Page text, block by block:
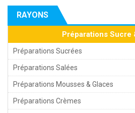
RAYONS
Préparations Sucre
Préparations Sucrées
Préparations Salées
Préparations Mousses & Glaces
Préparations Crèmes